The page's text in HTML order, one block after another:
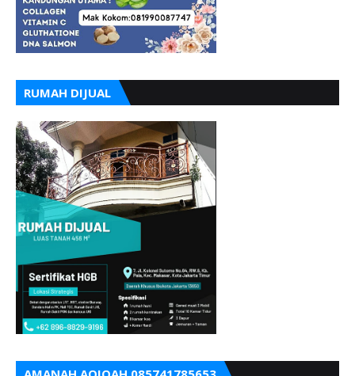
RUMAH DIJUAL